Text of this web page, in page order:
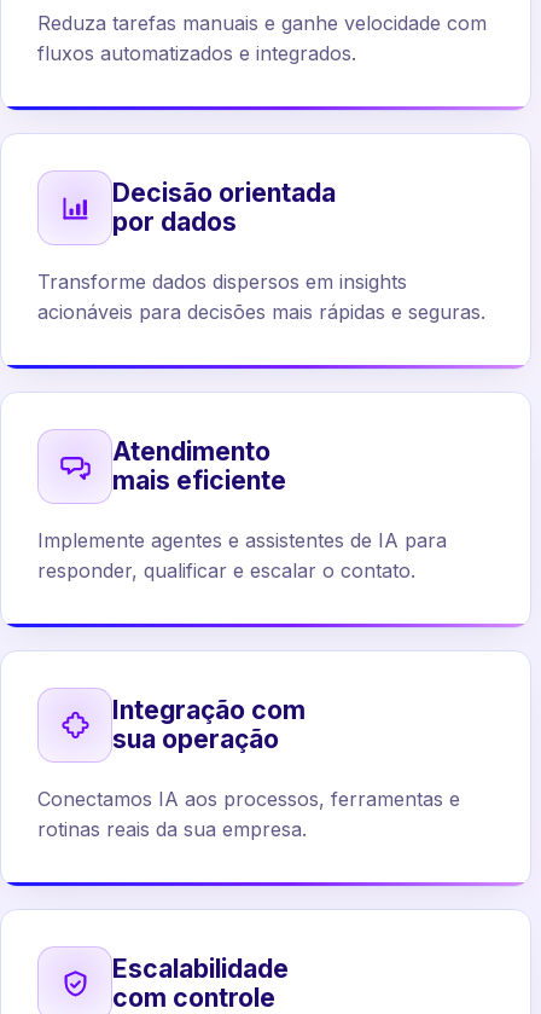
Reduza tarefas manuais e ganhe velocidade com
fluxos automatizados e integrados.
Decisão orientada
por dados
Transforme dados dispersos em insights
acionáveis para decisões mais rápidas e seguras.
Atendimento
mais eficiente
Implemente agentes e assistentes de IA para
responder, qualificar e escalar o contato.
Integração com
sua operação
Conectamos IA aos processos, ferramentas e
rotinas reais da sua empresa.
Escalabilidade
com controle